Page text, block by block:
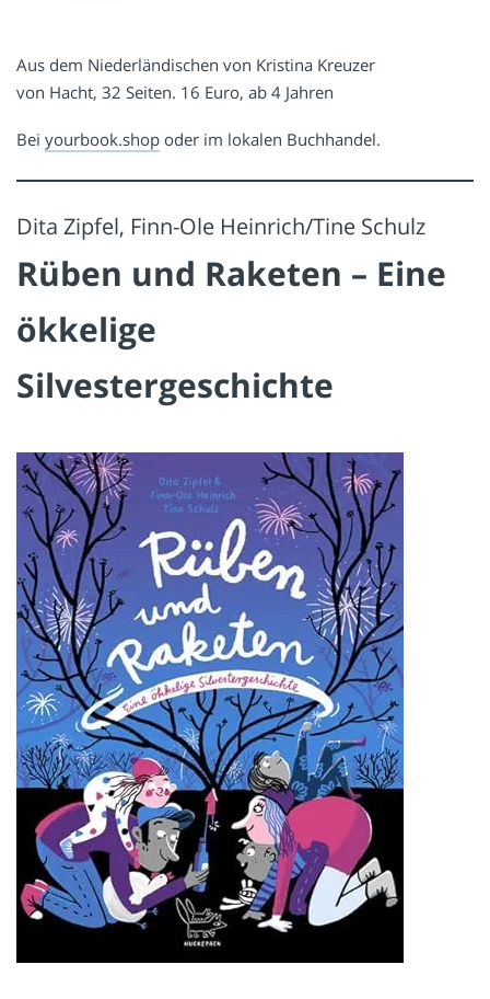
Aus dem Niederländischen von Kristina Kreuzer
von Hacht, 32 Seiten. 16 Euro, ab 4 Jahren
Bei yourbook.shop oder im lokalen Buchhandel.
Dita Zipfel, Finn-Ole Heinrich/Tine Schulz
Rüben und Raketen – Eine
ökkelige
Silvestergeschichte